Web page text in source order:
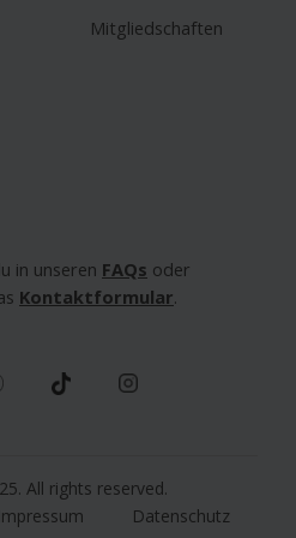
in unseren FAQs oder
Kontaktformular.
Mitgliedschaften
All rights reserved.
Impressum Datenschutz